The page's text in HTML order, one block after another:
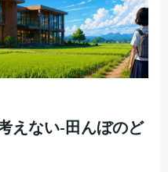
えない-田んぼのど